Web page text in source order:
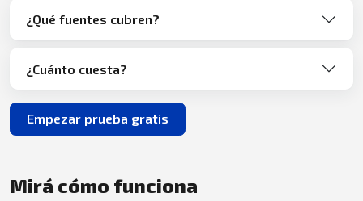
¿Qué fuentes cubren?
¿Cuánto cuesta?
Empezar prueba gratis
Mirá cómo funciona